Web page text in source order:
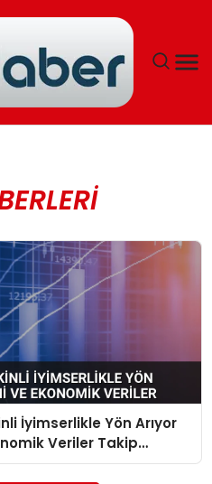
İyimserlikle Yön Arıyor
Veriler Takip